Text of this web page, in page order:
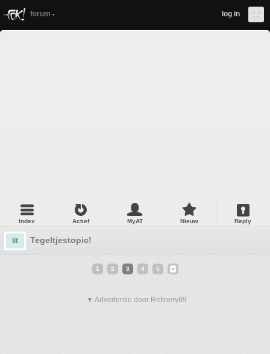
forum log in
Index Actief MyAT Nieuw Reply
lit Tegeltjestopic!
1 2 3 4 5
▼ Advertentie door Refinery89